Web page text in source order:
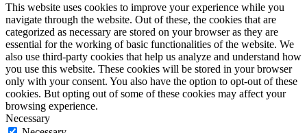
This website uses cookies to improve your experience while you
navigate through the website. Out of these, the cookies that are
categorized as necessary are stored on your browser as they are
essential for the working of basic functionalities of the website. We
also use third-party cookies that help us analyze and understand how
you use this website. These cookies will be stored in your browser
only with your consent. You also have the option to opt-out of these
cookies. But opting out of some of these cookies may affect your
browsing experience.
Necessary